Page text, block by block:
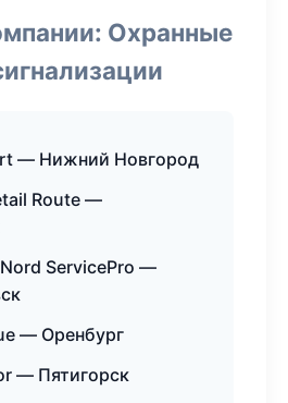
Охранные
— Нижний Новгород
Route —
ServicePro —
— Оренбург
— Пятигорск